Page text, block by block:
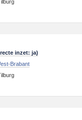
inzet: ja)
Brabant